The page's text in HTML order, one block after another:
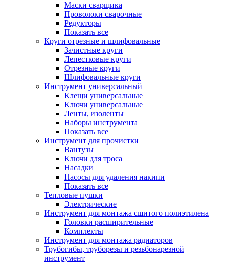
Маски сварщика
Проволоки сварочные
Редукторы
Показать все
Круги отрезные и шлифовальные
Зачистные круги
Лепестковые круги
Отрезные круги
Шлифовальные круги
Инструмент универсальный
Клещи универсальные
Ключи универсальные
Ленты, изоленты
Наборы инструмента
Показать все
Инструмент для прочистки
Вантузы
Ключи для троса
Насадки
Насосы для удаления накипи
Показать все
Тепловые пушки
Электрические
Инструмент для монтажа сшитого полиэтилена
Головки расширительные
Комплекты
Инструмент для монтажа радиаторов
Трубогибы, труборезы и резьбонарезной
инструмент